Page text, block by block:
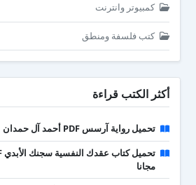
كمبيوتر وانترنت
كتب فلسفة ومنطق
أكثر الكتب قراءة
تحميل رواية آرسس PDF أحمد آل حمدان
مجانا